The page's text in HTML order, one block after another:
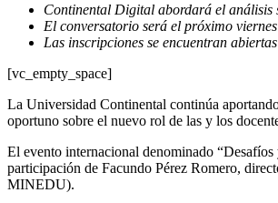
Continental Digital abordará el análisis
El conversatorio será el próximo
Las inscripciones se encuentran
[vc_empty_space]
La Universidad Continental continúa
oportuno sobre el nuevo rol de las y los
El evento internacional denominado
participación de Facundo Pérez Romero,
MINEDU).